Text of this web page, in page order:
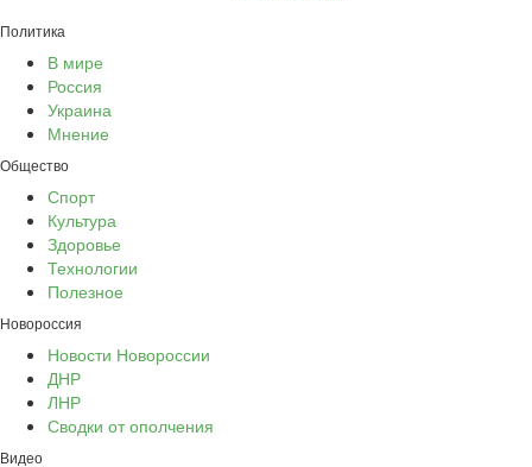
Политика
В мире
Россия
Украина
Мнение
Общество
Спорт
Культура
Здоровье
Технологии
Полезное
Новороссия
Новости Новороссии
ДНР
ЛНР
Сводки от ополчения
Видео